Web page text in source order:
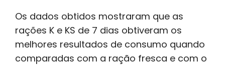
Os dados obtidos mostraram que as
rações K e KS de 7 dias obtiveram os
melhores resultados de consumo quando
comparadas com a ração fresca e com o